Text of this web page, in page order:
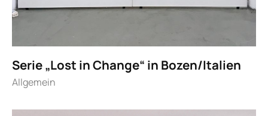
Serie „Lost in Change“ in Bozen/Italien
Allgemein